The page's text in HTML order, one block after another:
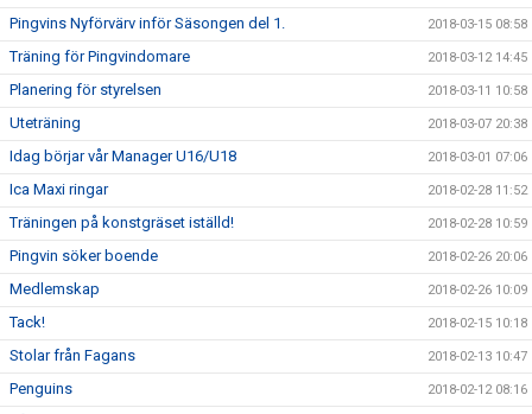
Pingvins Nyförvärv inför Säsongen del 1. 2018-03-15 08:58
Träning för Pingvindomare 2018-03-12 14:45
Planering för styrelsen 2018-03-11 10:58
Uteträning 2018-03-07 20:38
Idag börjar vår Manager U16/U18 2018-03-01 07:06
Ica Maxi ringar 2018-02-28 11:52
Träningen på konstgräset iställd! 2018-02-28 10:59
Pingvin söker boende 2018-02-26 20:06
Medlemskap 2018-02-26 10:09
Tack! 2018-02-15 10:18
Stolar från Fagans 2018-02-13 10:47
Penguins 2018-02-12 08:16